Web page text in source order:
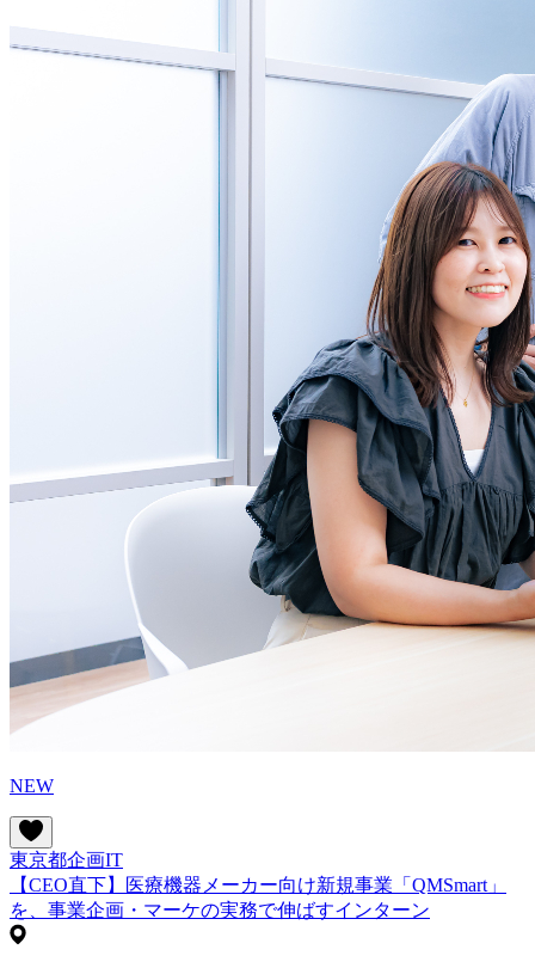
NEW
東京都企画IT
【CEO直下】医療機器メーカー向け新規事業「QMSmart」
を、事業企画・マーケの実務で伸ばすインターン